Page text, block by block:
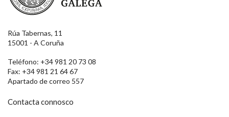
Rúa Tabernas, 11
15001 - A Coruña
Teléfono: +34 981 20 73 08
Fax: +34 981 21 64 67
Apartado de correo 557
Contacta connosco